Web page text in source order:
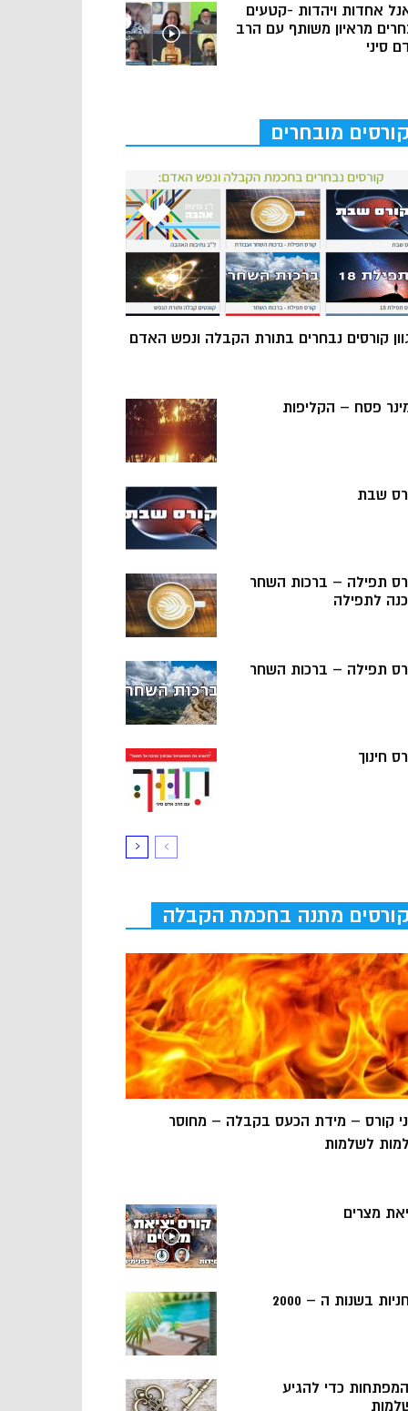
אחדות ויהדות -קטעים
מראיון משותף עם הרב
סיני
קורסים מובחרים
קורסים נבחרים בתורת הקבלה ונפש האדם
פסח – הקליפות
שבת
תפילה – ברכות השחר
לתפילה
תפילה – ברכות השחר
חינוך
קורסים מתנה בחכמת הקבלה
קורס – מידת הכעס בקבלה – מחוסר
לשלמות
מצרים
בשנות ה – 2000
5 המפתחות כדי להגיע